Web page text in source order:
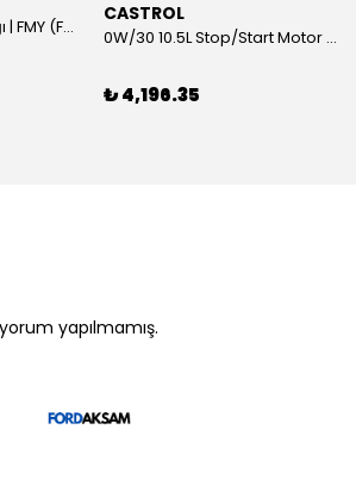
0W/20 6.2L Motor Yağı | FMY (Ford Motor Yağları)
CASTROL
0W/30 10.5L Stop/Start Motor Yağı | CASTROL
₺ 4,196.35
yapılmamış.